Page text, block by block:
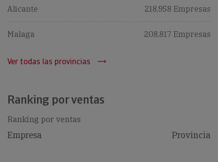
Alicante 218,958 Empresas
Malaga 208,817 Empresas
Ver todas las provincias
Ranking por ventas
Ranking por ventas
Empresa Provincia